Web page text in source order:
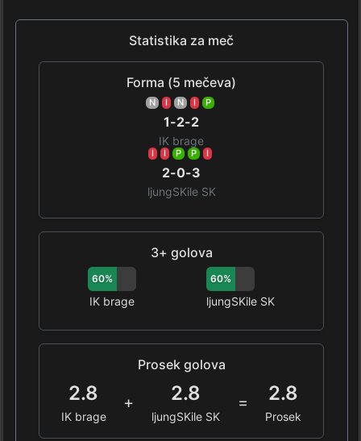
Statistika za meč
Forma (5 mečeva)
N I N I P
1-2-2
IK brage
I I P P I
2-0-3
ljungSKile SK
3+ golova
60%
IK brage
60%
ljungSKile SK
Prosek golova
2.8
IK brage
+ 2.8
ljungSKile SK
= 2.8
Prosek